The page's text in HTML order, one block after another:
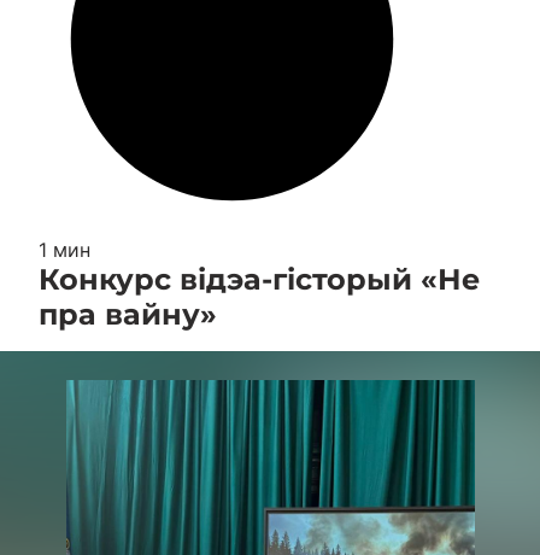
1 мин
Конкурс відэа-гісторый «Не
пра вайну»